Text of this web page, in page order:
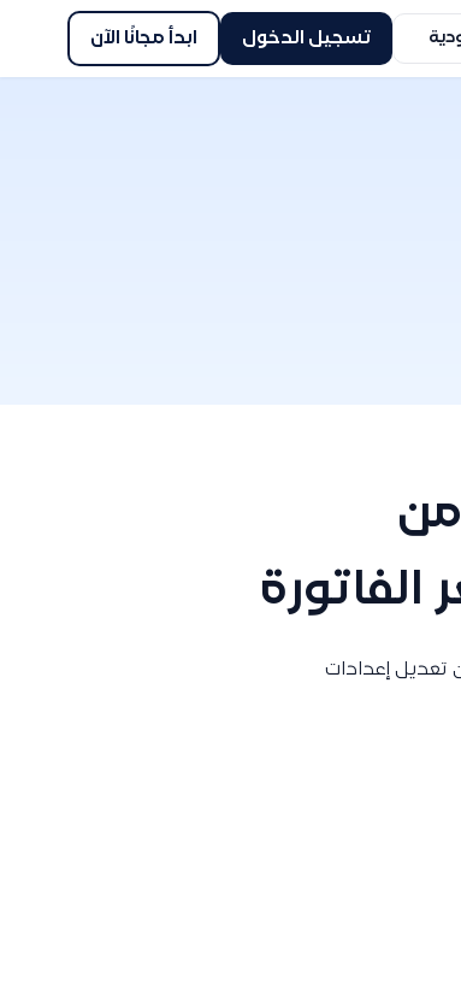
تسجيل الدخول ابدأ مجانًا الآن
من
تعديل إعدادات